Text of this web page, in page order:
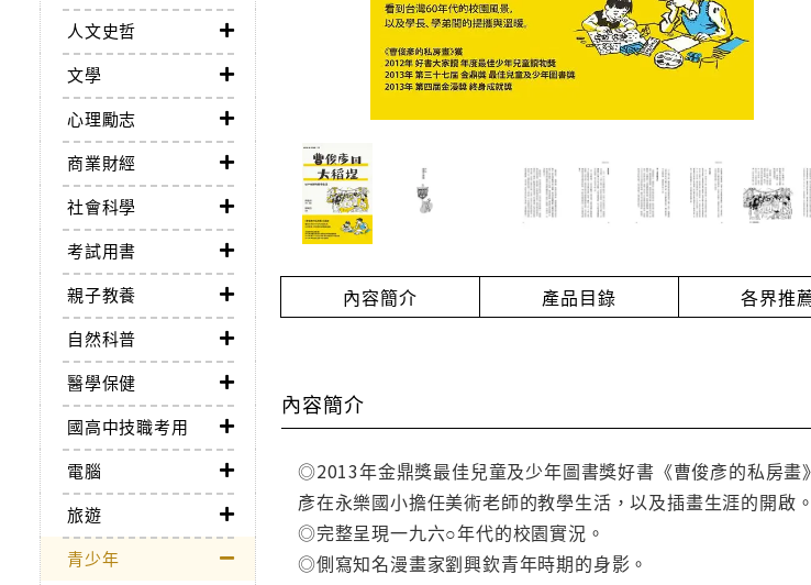
人文史哲
文學
心理勵志
商業財經
社會科學
考試用書
親子教養
自然科普
醫學保健
國高中技職考用
電腦
旅遊
青少年
內容簡介 產品目錄 各界推
內容簡介
◎2013年金鼎獎最佳兒童及少年圖書獎好書《曹俊彥的私房畫
彥在永樂國小擔任美術老師的教學生活，以及插畫生涯的開啟。
◎完整呈現一九六○年代的校園實況。
◎側寫知名漫畫家劉興欽青年時期的身影。